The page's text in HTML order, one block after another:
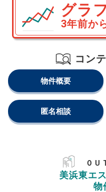
グラ
3年前か
コン
物件概要
匿名相談
美浜東エ
物